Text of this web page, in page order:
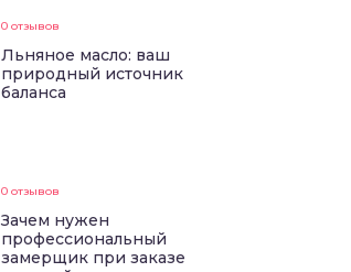
0 отзывов
Льняное масло: ваш
природный источник
баланса
0 отзывов
Зачем нужен
профессиональный
замерщик при заказе